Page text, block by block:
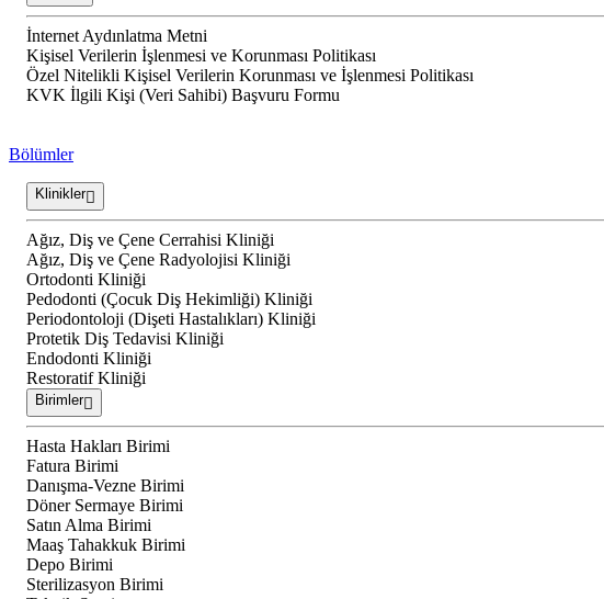
İnternet Aydınlatma Metni
Kişisel Verilerin İşlenmesi ve Korunması Politikası
Özel Nitelikli Kişisel Verilerin Korunması ve İşlenmesi Politikası
KVK İlgili Kişi (Veri Sahibi) Başvuru Formu
Bölümler
Klinikler
Ağız, Diş ve Çene Cerrahisi Kliniği
Ağız, Diş ve Çene Radyolojisi Kliniği
Ortodonti Kliniği
Pedodonti (Çocuk Diş Hekimliği) Kliniği
Periodontoloji (Dişeti Hastalıkları) Kliniği
Protetik Diş Tedavisi Kliniği
Endodonti Kliniği
Restoratif Kliniği
Birimler
Hasta Hakları Birimi
Fatura Birimi
Danışma-Vezne Birimi
Döner Sermaye Birimi
Satın Alma Birimi
Maaş Tahakkuk Birimi
Depo Birimi
Sterilizasyon Birimi